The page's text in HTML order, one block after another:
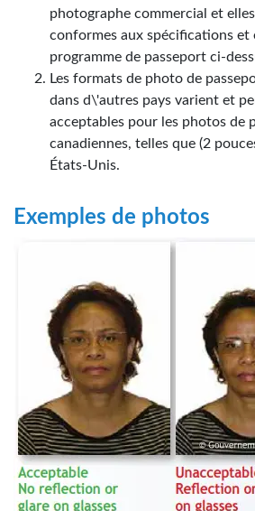
photographe commercial et
conformes aux spécifications et
programme de passeport ci-
Les formats de photo de
dans d\'autres pays varient et
acceptables pour les photos de
canadiennes, telles que (2
États-Unis.
Exemples de photos